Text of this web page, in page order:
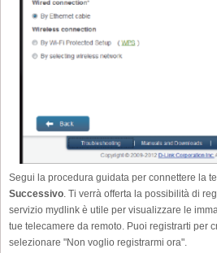
Segui la procedura guidata per connettere la
Successivo. Ti verrà offerta la possibilità di
servizio mydlink è utile per visualizzare le
tue telecamere da remoto. Puoi registrarti per
selezionare "Non voglio registrarmi ora".